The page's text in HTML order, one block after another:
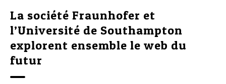
La société Fraunhofer et
l’Université de Southampton
explorent ensemble le web du
futur